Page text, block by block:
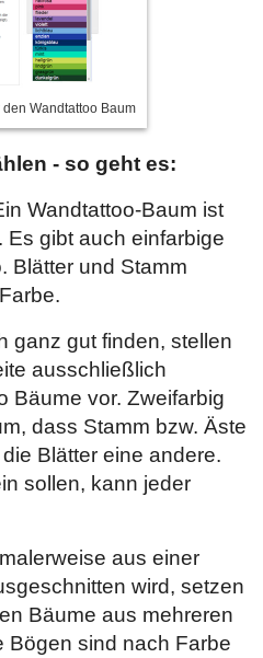
Wandtattoo Baum
- so geht es:
Wandtattoo-Baum ist
Es gibt auch einfarbige
Blätter und Stamm
ganz gut finden, stellen
ausschließlich
Bäume vor. Zweifarbig
dass Stamm bzw. Äste
Blätter eine andere.
sollen, kann jeder
aus einer
wird, setzen
Bäume aus mehreren
Bögen sind nach Farbe